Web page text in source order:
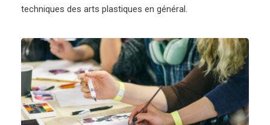
techniques des arts plastiques en général.